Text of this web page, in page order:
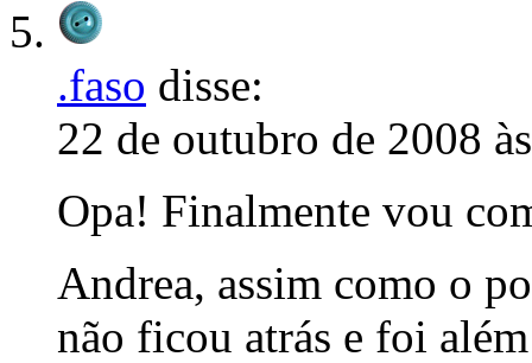
.faso disse:
22 de outubro de 2008
Opa! Finalmente vou
Andrea, assim como o
não ficou atrás e foi